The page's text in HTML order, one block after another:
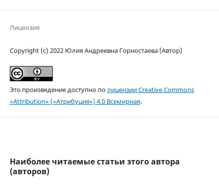
Лицензия
Copyright (c) 2022 Юлия Андреевна Горностаева (Автор)
Это произведение доступно полицензии Creative Commons
«Attribution» («Атрибуция») 4.0 Всемирная.
Наиболее читаемые статьи этого автора
(авторов)